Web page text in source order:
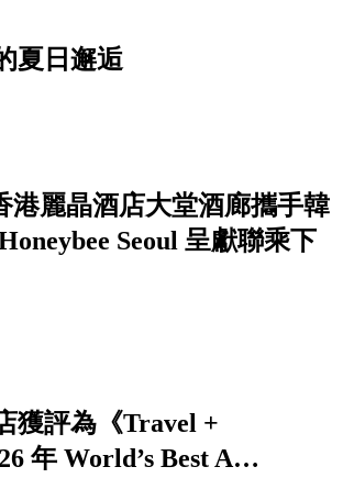
夏日邂逅
港麗晶酒店大堂酒廊攜手韓
Seoul 呈獻聯乘下
獲評為《Travel +
年 World’s Best A…